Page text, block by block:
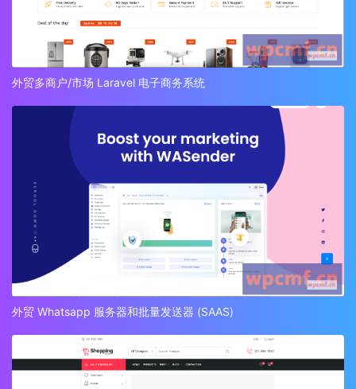
外贸多商户/市场 Laravel 电子商务系统
外贸 Whatsapp 服务器和批量发送器 (SAAS)